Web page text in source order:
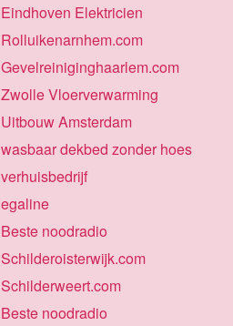
Eindhoven Elektricien
Rolluikenarnhem.com
Gevelreiniginghaarlem.com
Zwolle Vloerverwarming
Uitbouw Amsterdam
wasbaar dekbed zonder hoes
verhuisbedrijf
egaline
Beste noodradio
Schilderoisterwijk.com
Schilderweert.com
Beste noodradio